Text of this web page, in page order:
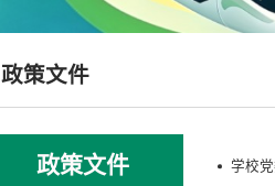
政策文件
政策文件 学校